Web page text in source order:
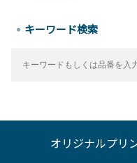
キーワード検索
オリジナルプリ